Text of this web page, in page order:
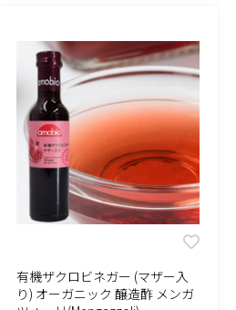
有機ザクロビネガー (マザー入
り) オーガニック 醸造酢 メンガ